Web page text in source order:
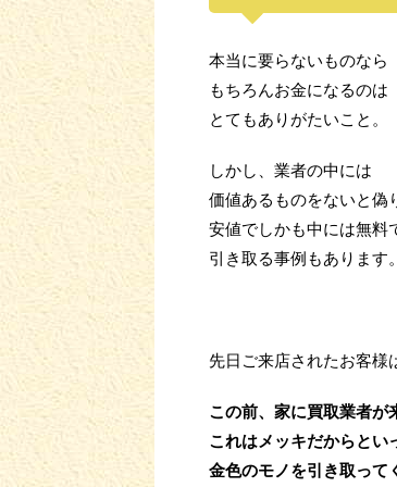
本当に要らないものなら
もちろんお金になるのは
とてもありがたいこと。
しかし、業者の中には
価値あるものをないと偽
安値でしかも中には無料
引き取る事例もあります。
先日ご来店されたお客様
この前、家に買取業者が
これはメッキだからとい
金色のモノを引き取って